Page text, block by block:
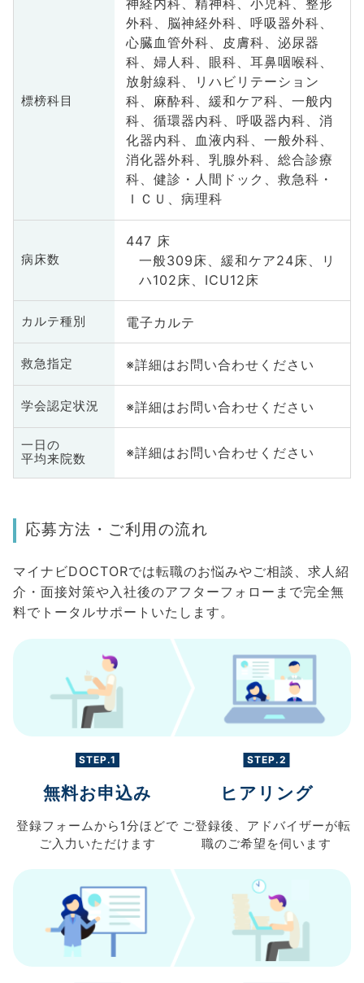
標榜科目
神経内科、精神科、小児科、整形
外科、脳神経外科、呼吸器外科、
心臓血管外科、皮膚科、泌尿器
科、婦人科、眼科、耳鼻咽喉科、
放射線科、リハビリテーション
科、麻酔科、緩和ケア科、一般内
科、循環器内科、呼吸器内科、消
化器内科、血液内科、一般外科、
消化器外科、乳腺外科、総合診療
科、健診・人間ドック、救急科・
ＩＣＵ、病理科
病床数
447 床
一般309床、緩和ケア24床、リ
ハ102床、ICU12床
カルテ種別 電子カルテ
救急指定 ※詳細はお問い合わせください
学会認定状況 ※詳細はお問い合わせください
一日の
平均来院数
※詳細はお問い合わせください
応募方法・ご利用の流れ
マイナビDOCTORでは転職のお悩みやご相談、求人紹
介・面接対策や入社後のアフターフォローまで完全無
料でトータルサポートいたします。
STEP.1
無料お申込み
登録フォームから 1分ほどで
ご入力 いただけます
STEP.2
ヒアリング
ご登録後、 アドバイザーが転
職のご希望を伺います